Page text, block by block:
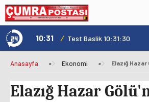
Genç Kültür Kart ile Konya'da Üniversite Yaşamı Daha Avantajlı 10:31 / Test Baslik 10:31:30
Anasayfa » Ekonomi » Elazığ Hazar
Elazığ Hazar